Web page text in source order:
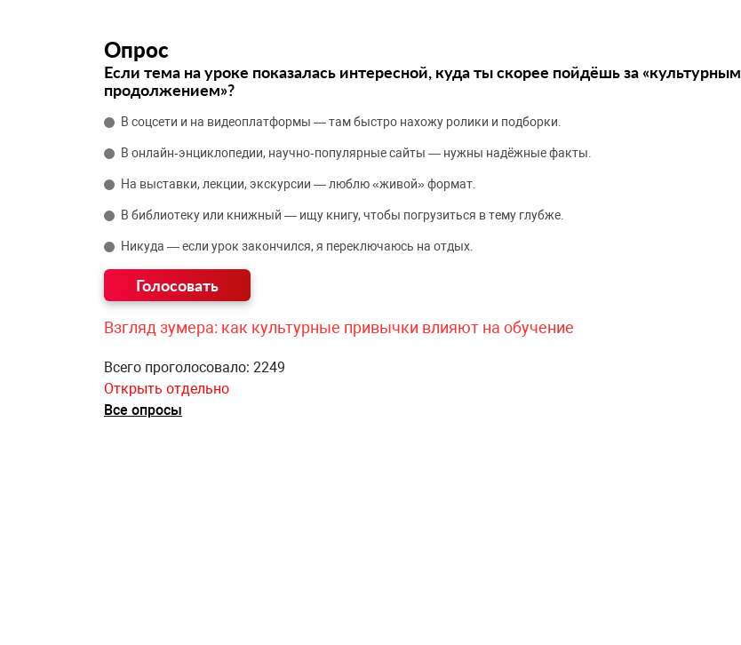
Опрос
Если тема на уроке показалась интересной, куда ты скорее пойдёшь за «культурным
продолжением»?
В соцсети и на видеоплатформы — там быстро нахожу ролики и подборки.
В онлайн‑энциклопедии, научно‑популярные сайты — нужны надёжные факты.
На выставки, лекции, экскурсии — люблю «живой» формат.
В библиотеку или книжный — ищу книгу, чтобы погрузиться в тему глубже.
Никуда — если урок закончился, я переключаюсь на отдых.
Взгляд зумера: как культурные привычки влияют на обучение
Всего проголосовало: 2249
Открыть отдельно
Все опросы